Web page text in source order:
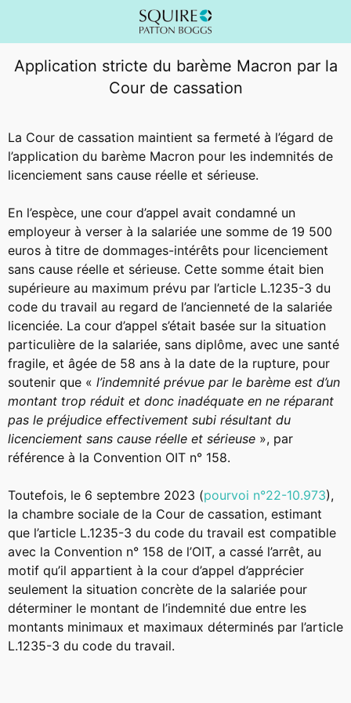
Application stricte du barème Macron par la
Cour de cassation
La Cour de cassation maintient sa fermeté à l’égard de
l’application du barème Macron pour les indemnités de
licenciement sans cause réelle et sérieuse.
En l’espèce, une cour d’appel avait condamné un
employeur à verser à la salariée une somme de 19 500
euros à titre de dommages-intérêts pour licenciement
sans cause réelle et sérieuse. Cette somme était bien
supérieure au maximum prévu par l’article L.1235-3 du
code du travail au regard de l’ancienneté de la salariée
licenciée. La cour d’appel s’était basée sur la situation
particulière de la salariée, sans diplôme, avec une santé
fragile, et âgée de 58 ans à la date de la rupture, pour
soutenir que « l’indemnité prévue par le barème est d’un
montant trop réduit et donc inadéquate en ne réparant
pas le préjudice effectivement subi résultant du
licenciement sans cause réelle et sérieuse », par
référence à la Convention OIT n° 158.
Toutefois, le 6 septembre 2023 (pourvoi n°22-10.973),
la chambre sociale de la Cour de cassation, estimant
que l’article L.1235-3 du code du travail est compatible
avec la Convention n° 158 de l’OIT, a cassé l’arrêt, au
motif qu’il appartient à la cour d’appel d’apprécier
seulement la situation concrète de la salariée pour
déterminer le montant de l’indemnité due entre les
montants minimaux et maximaux déterminés par l’article
L.1235-3 du code du travail.